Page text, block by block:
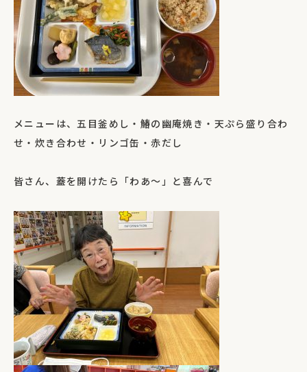
メニューは、五目釜めし・鰆の幽庵焼き・天ぷら盛り合わ
せ・炊き合わせ・リンゴ缶・赤だし
皆さん、蓋を開けたら「わあ～」と喜んで